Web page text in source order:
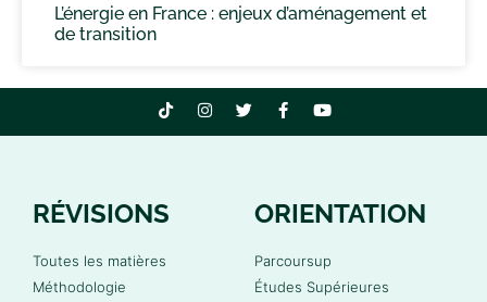
L’énergie en France : enjeux d’aménagement et
de transition
RÉVISIONS
Toutes les matières
Méthodologie
ORIENTATION
Parcoursup
Études Supérieures